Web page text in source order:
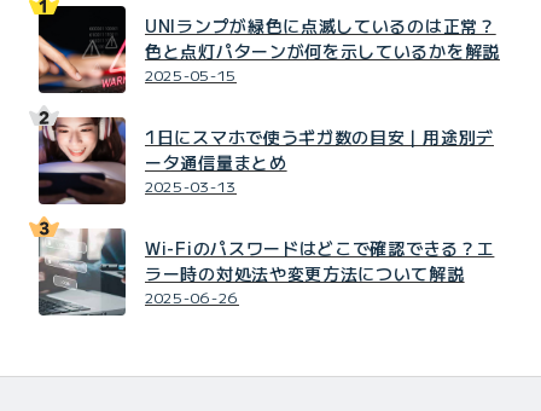
UNIランプが緑色に点滅しているのは正常？
色と点灯パターンが何を示しているかを解説
2025-05-15
1日にスマホで使うギガ数の目安｜用途別デ
ータ通信量まとめ
2025-03-13
Wi-Fiのパスワードはどこで確認できる？エ
ラー時の対処法や変更方法について解説
2025-06-26